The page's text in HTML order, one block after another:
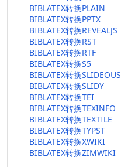
BIBLATEX转换PLAIN
BIBLATEX转换PPTX
BIBLATEX转换REVEALJS
BIBLATEX转换RST
BIBLATEX转换RTF
BIBLATEX转换S5
BIBLATEX转换SLIDEOUS
BIBLATEX转换SLIDY
BIBLATEX转换TEI
BIBLATEX转换TEXINFO
BIBLATEX转换TEXTILE
BIBLATEX转换TYPST
BIBLATEX转换XWIKI
BIBLATEX转换ZIMWIKI